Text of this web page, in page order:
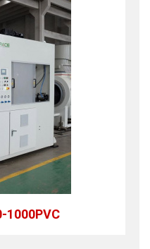
1000PVC